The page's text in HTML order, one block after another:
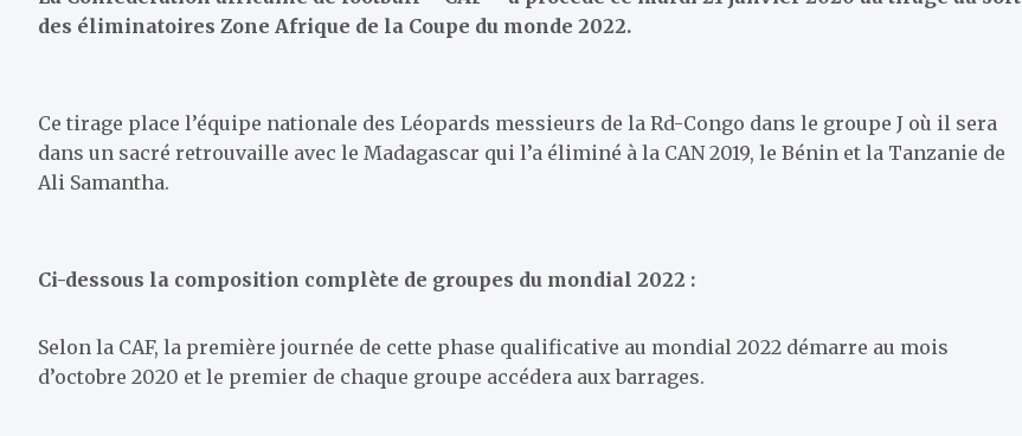
des éliminatoires Zone Afrique de la Coupe du monde 2022.
Ce tirage place l’équipe nationale des Léopards messieurs de la Rd-Congo dans le groupe J où il sera
dans un sacré retrouvaille avec le Madagascar qui l’a éliminé à la CAN 2019, le Bénin et la Tanzanie de
Ali Samantha.
Ci-dessous la composition complète de groupes du mondial 2022 :
Selon la CAF, la première journée de cette phase qualificative au mondial 2022 démarre au mois
d’octobre 2020 et le premier de chaque groupe accédera aux barrages.